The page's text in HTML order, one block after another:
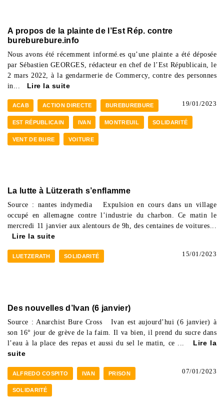
A propos de la plainte de l’Est Rép. contre
bureburebure.info
Nous avons été récemment informé.es qu’une plainte a été déposée
par Sébastien GEORGES, rédacteur en chef de l’Est Républicain, le
2 mars 2022, à la gendarmerie de Commercy, contre des personnes
in... Lire la suite
19/01/2023
ACAB ACTION DIRECTE BUREBUREBURE
EST RÉPUBLICAIN IVAN MONTREUIL SOLIDARITÉ
VENT DE BURE VOITURE
La lutte à Lützerath s’enflamme
Source : nantes indymedia Expulsion en cours dans un village
occupé en allemagne contre l’industrie du charbon. Ce matin le
mercredi 11 janvier aux alentours de 9h, des centaines de voitures...
Lire la suite
15/01/2023
LUETZERATH SOLIDARITÉ
Des nouvelles d’Ivan (6 janvier)
Source : Anarchist Bure Cross Ivan est aujourd’hui (6 janvier) à
son 16° jour de grève de la faim. Il va bien, il prend du sucre dans
l’eau à la place des repas et aussi du sel le matin, ce ... Lire la
suite
07/01/2023
ALFREDO COSPITO IVAN PRISON
SOLIDARITÉ